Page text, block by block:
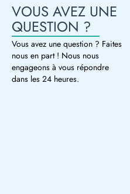
VOUS AVEZ UNE
QUESTION ?
Vous avez une question ? Faites
nous en part ! Nous nous
engageons à vous répondre
dans les 24 heures.